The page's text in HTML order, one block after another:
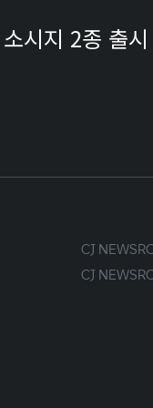
시지 2종 출시
CJ
CJ